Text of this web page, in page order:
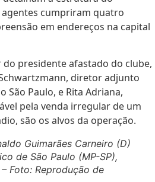
agentes cumpriram quatro
em endereços na capital
do presidente afastado do clube,
diretor adjunto
São Paulo, e Rita Adriana,
pela venda irregular de um
são os alvos da operação.
Guimarães Carneiro (D)
de São Paulo (MP-SP),
Foto: Reprodução de